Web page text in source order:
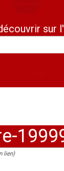
sur
lien)